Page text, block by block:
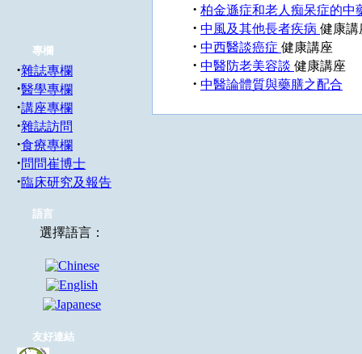
專欄
·雜誌專欄
·醫學專欄
·講座專欄
·雜誌訪問
·食療專欄
·問問崔博士
·臨床研究及報告
語言
選擇語言：
友好連結
· 柏金遜症和老人痴呆症的中
· 中風及其他長者疾病 健康講
· 中西醫談癌症 健康講座
· 中醫防老美容談 健康講座
· 中醫論體質與藥膳之配合